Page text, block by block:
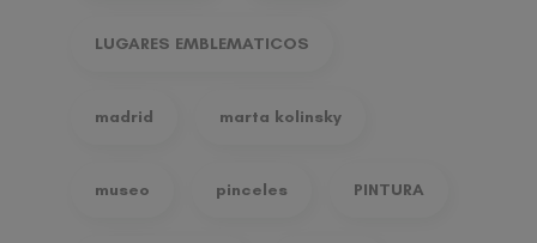
LUGARES EMBLEMATICOS
madrid marta kolinsky
museo pinceles PINTURA